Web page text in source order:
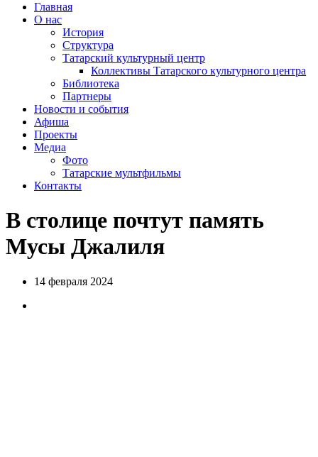
Главная
О нас
История
Структура
Татарский культурный центр
Коллективы Татарского культурного центра
Библиотека
Партнеры
Новости и события
Афиша
Проекты
Медиа
Фото
Татарские мультфильмы
Контакты
В столице почтут память
Мусы Джалиля
14 февраля 2024